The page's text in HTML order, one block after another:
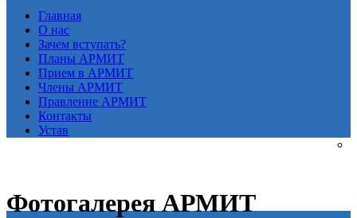
Главная
О нас
Зачем вступать?
Планы АРМИТ
Прием в АРМИТ
Члены АРМИТ
Правление АРМИТ
Контакты
Устав
Фотогалерея АРМИТ